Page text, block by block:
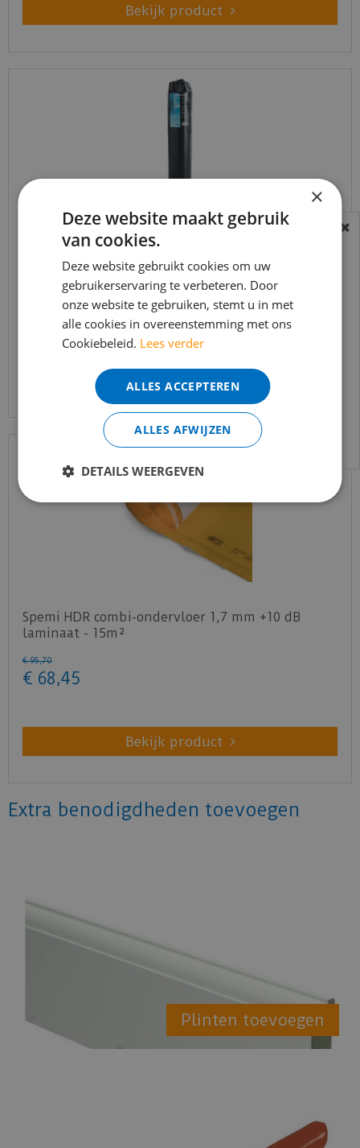
Bekijk product
Co-pro Black-Line Silent+ 10dB dikte 3mm - 10m²
95
Spemi HDR combi-ondervloer 1,7 mm +10 dB
laminaat - 15m²
€ 95,70
€ 68,45
Bekijk product
Extra benodigdheden toevoegen
Plinten toevoegen
BEREIKBAARHEID
In verband met de vakantie periode zijn wij
t/m 14 augustus telefonisch helaas niet
bereikbaar.
Bestelling worden uiteraard verwerkt
echter iets minder snel dan wat je van ons
gewend bent.
Voor vragen kan je ons bereiken via
info@merkvloerenwinkel.nl
×
Deze website maakt gebruik
van cookies.
Deze website gebruikt cookies om uw
gebruikerservaring te verbeteren. Door
onze website te gebruiken, stemt u in met
alle cookies in overeenstemming met ons
Cookiebeleid. Lees verder
ALLES ACCEPTEREN
ALLES AFWIJZEN
DETAILS WEERGEVEN